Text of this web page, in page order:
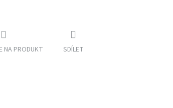
NA PRODUKT SDÍLET